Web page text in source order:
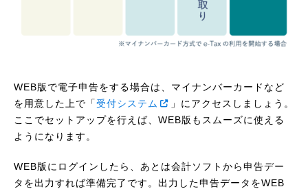
WEB版で電子申告をする場合は、マイナンバーカードなど
を用意した上で「受付システム
」にアクセスしましょう。
ここでセットアップを行えば、WEB版もスムーズに使える
ようになります。
WEB版にログインしたら、あとは会計ソフトから申告デー
タを出力すれば準備完了です。出力した申告データをWEB